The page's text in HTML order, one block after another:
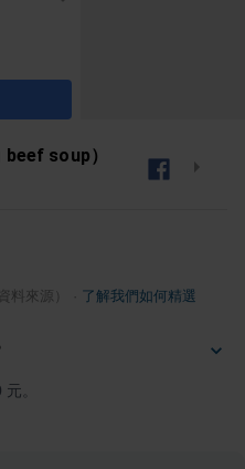
soup）
料來源） 了解我們如何精選
。